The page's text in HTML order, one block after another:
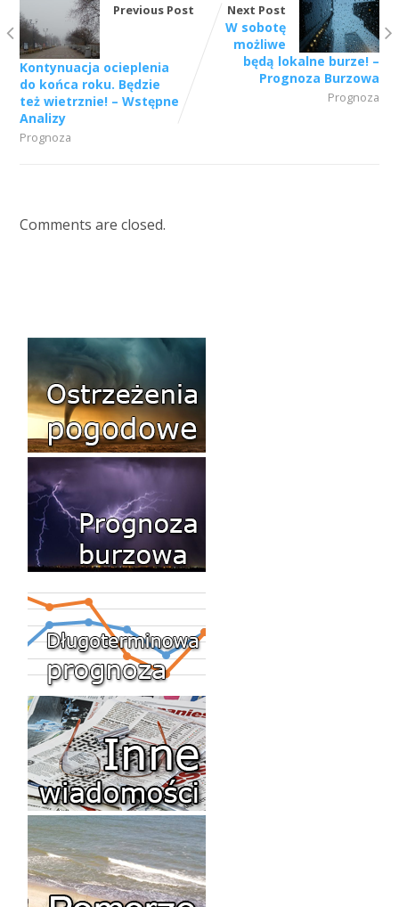
Previous Post
Kontynuacja ocieplenia
do końca roku. Będzie
też wietrznie! – Wstępne
Analizy
Prognoza
Next Post
W sobotę
możliwe
będą lokalne burze! –
Prognoza Burzowa
Prognoza
Comments are closed.